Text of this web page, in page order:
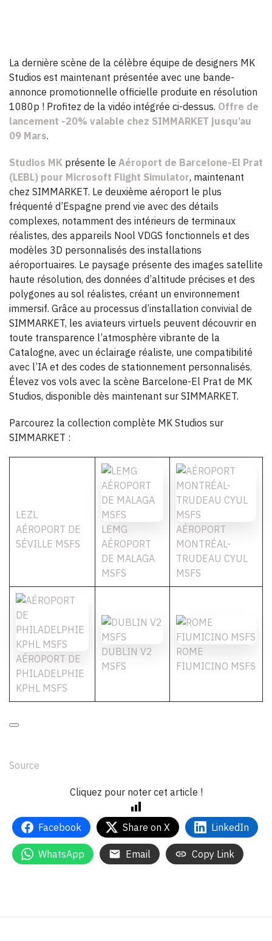
La dernière scène de la célèbre équipe de designers MK
Studios est maintenant présentée avec une bande-
annonce promotionnelle officielle produite en résolution
1080p ! Profitez de la vidéo intégrée ci-dessus. Offre de
lancement -20% valable chez SIMMARKET jusqu’au
09 Mars.
Studios MK présente le Aéroport de Barcelone-El Prat
(LEBL) pour Microsoft Flight Simulator, maintenant
chez SIMMARKET. Le deuxième aéroport le plus
fréquenté d’Espagne prend vie avec des détails
complexes, notamment des intérieurs de terminaux
réalistes, des appareils Nool VDGS fonctionnels et des
modèles 3D personnalisés des installations
aéroportuaires. Le paysage présente des images satellite
haute résolution, des données d’altitude précises et des
polygones au sol réalistes, créant un environnement
immersif. Grâce au processus d’installation convivial de
SIMMARKET, les aviateurs virtuels peuvent découvrir en
toute transparence l’atmosphère vibrante de la
Catalogne, avec un éclairage réaliste, une compatibilité
avec l’IA et des codes de stationnement personnalisés.
Élevez vos vols avec la scène Barcelone-El Prat de MK
Studios, disponible dès maintenant sur SIMMARKET.
Parcourez la collection complète MK Studios sur
SIMMARKET :
LEZL
AÉROPORT DE
SÉVILLE MSFS
LEMG
AÉROPORT
DE MALAGA
MSFS
AÉROPORT
MONTRÉAL-
TRUDEAU CYUL
MSFS
AÉROPORT DE
PHILADELPHIE
KPHL MSFS
DUBLIN V2
MSFS
ROME
FIUMICINO MSFS
Source
Cliquez pour noter cet article !
Facebook Share on X LinkedIn
WhatsApp Email Copy Link